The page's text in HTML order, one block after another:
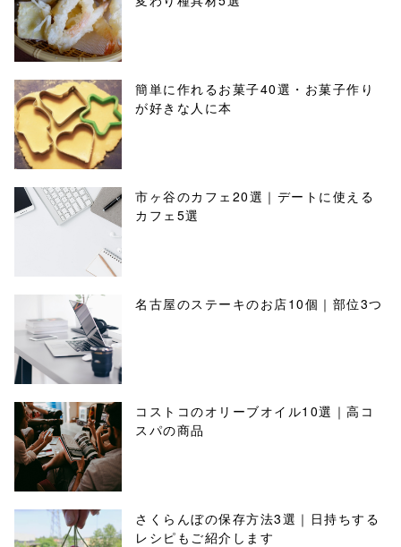
簡単に作れるお菓子40選・お菓子作り
が好きな人に本
市ヶ谷のカフェ20選｜デートに使える
カフェ5選
名古屋のステーキのお店10個｜部位3つ
コストコのオリーブオイル10選｜高コ
スパの商品
さくらんぼの保存方法3選｜日持ちする
レシピもご紹介します